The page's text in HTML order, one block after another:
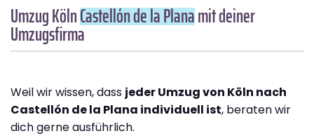
Umzug KölnCastellón de la Planamit deiner
Umzugsfirma
Weil wir wissen, dass jeder Umzug von Köln nach
Castellón de la Plana individuell ist, beraten wir
dich gerne ausführlich.